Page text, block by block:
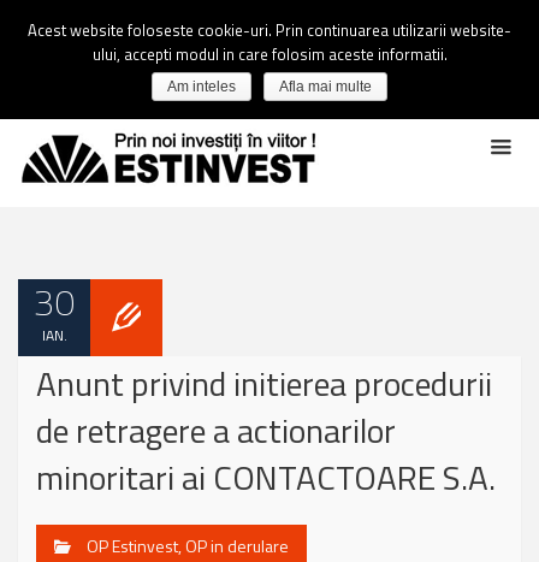
30
IAN.
Anunt privind initierea procedurii
de retragere a actionarilor
minoritari ai CONTACTOARE S.A.
OP Estinvest,OP in derulare
Acest website foloseste cookie-uri. Prin continuarea utilizarii website-
ului, accepti modul in care folosim aceste informatii.
Am inteles Afla mai multe